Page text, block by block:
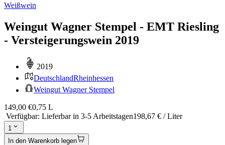
Weißwein
Weingut Wagner Stempel - EMT Riesling
- Versteigerungswein 2019
2019
DeutschlandRheinhessen
Weingut Wagner Stempel
149,00 €0,75 L
Verfügbar: Lieferbar in 3-5 Arbeitstagen198,67 € / Liter
1
In den Warenkorb legen